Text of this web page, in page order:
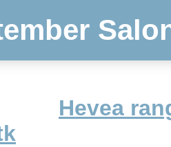
Hevea